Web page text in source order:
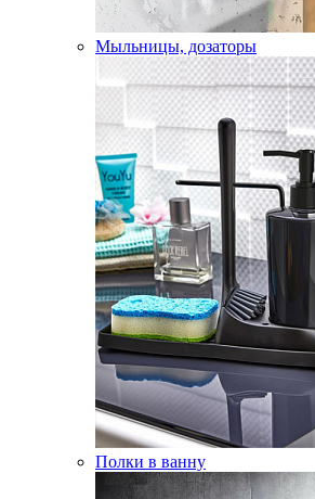
Мыльницы, дозаторы
Полки в ванну